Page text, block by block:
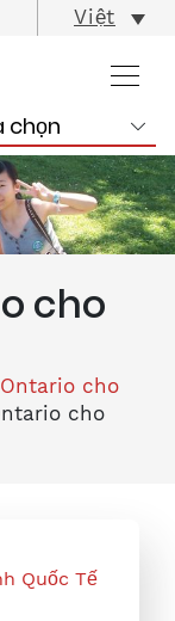
Việt
cho
cho
cho
Quốc Tế